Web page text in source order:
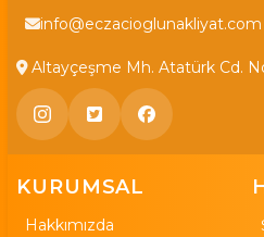
info@eczacioglunakliyat.com
Altayçeşme Mh. Atatürk Cd.
KURUMSAL
Hakkımızda